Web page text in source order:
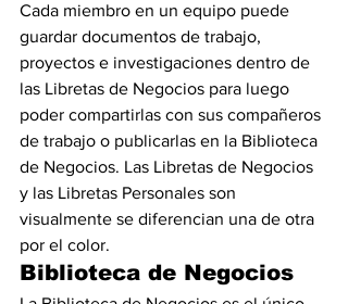
Cada miembro en un equipo puede
guardar documentos de trabajo,
proyectos e investigaciones dentro de
las Libretas de Negocios para luego
poder compartirlas con sus compañeros
de trabajo o publicarlas en la Biblioteca
de Negocios. Las Libretas de Negocios
y las Libretas Personales son
visualmente se diferencian una de otra
por el color.
Biblioteca de Negocios